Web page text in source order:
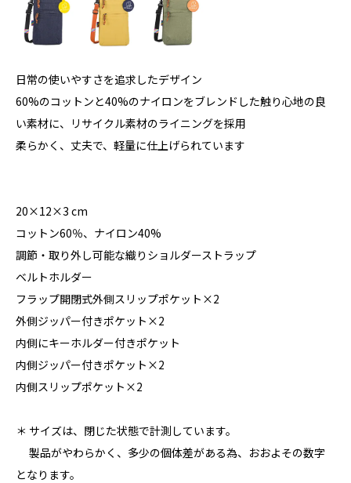
日常の使いやすさを追求したデザイン
60%のコットンと40%のナイロンをブレンドした触り心地の良
い素材に、リサイクル素材のライニングを採用
柔らかく、丈夫で、軽量に仕上げられています
20×12×3 cm
コットン60％、ナイロン40%
調節・取り外し可能な織りショルダーストラップ
ベルトホルダー
フラップ開閉式外側スリップポケット×2
外側ジッパー付きポケット×2
内側にキーホルダー付きポケット
内側ジッパー付きポケット×2
内側スリップポケット×2
＊ サイズは、閉じた状態で計測しています。
製品がやわらかく、多少の個体差がある為、おおよその数字
となります。